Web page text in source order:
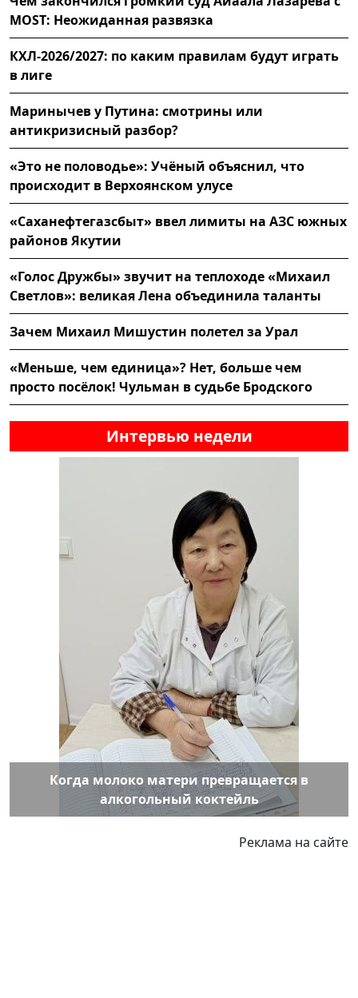
MOST: Неожиданная развязка
КХЛ-2026/2027: по каким правилам будут играть
в лиге
Маринычев у Путина: смотрины или
антикризисный разбор?
«Это не половодье»: Учёный объяснил, что
происходит в Верхоянском улусе
«Саханефтегазсбыт» ввел лимиты на АЗС южных
районов Якутии
«Голос Дружбы» звучит на теплоходе «Михаил
Светлов»: великая Лена объединила таланты
Зачем Михаил Мишустин полетел за Урал
«Меньше, чем единица»? Нет, больше чем
просто посёлок! Чульман в судьбе Бродского
Интервью недели
Когда молоко матери превращается в
алкогольный коктейль
Реклама на сайте